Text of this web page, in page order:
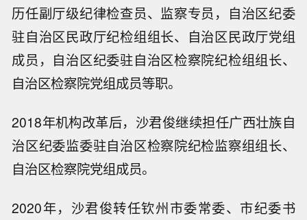
历任副厅级纪律检查员、监察专员，自治区纪委
驻自治区民政厅纪检组组长、自治区民政厅党组
成员，自治区纪委驻自治区检察院纪检组组长、
自治区检察院党组成员等职。
2018年机构改革后，沙君俊继续担任广西壮族自
治区纪委监委驻自治区检察院纪检监察组组长、
自治区检察院党组成员。
2020年，沙君俊转任钦州市委常委、市纪委书